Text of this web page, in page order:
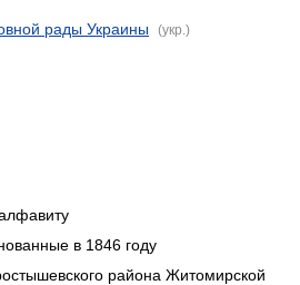
рады Украины (укр.)
в 1846 году
района Житомирской